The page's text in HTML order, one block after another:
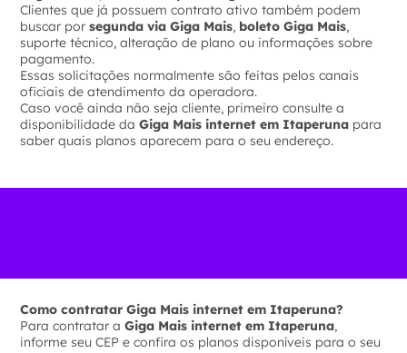
Clientes que já possuem contrato ativo também podem
buscar porsegunda via Giga Mais, boleto Giga Mais,
suporte técnico, alteração de plano ou informações sobre
pagamento.
Essas solicitações normalmente são feitas pelos canais
oficiais de atendimento da operadora.
Caso você ainda não seja cliente, primeiro consulte a
disponibilidade daGiga Mais internet em Itaperuna para
saber quais planos aparecem para o seu endereço.
Como contratar Giga Mais internet em Itaperuna?
Para contratar aGiga Mais internet em Itaperuna,
informe seu CEP e confira os planos disponíveis para o seu